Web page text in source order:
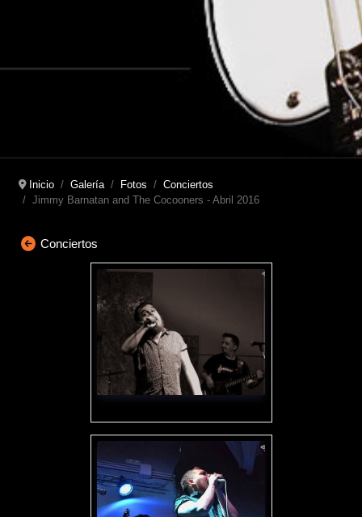
Inicio Galería Fotos
Conciertos
Jimmy Barnatan and The Cocooners - Abril 2016
Conciertos